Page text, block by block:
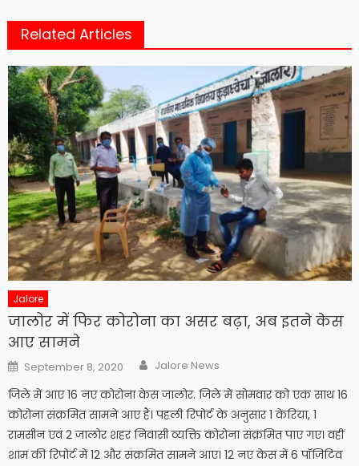
Related Articles
Jalore
जालोर में फिर कोरोना का असर बढ़ा, अब इतने केस
आए सामने
Posted
on
September 8, 2020 Author
Jalore News
जिले में आए 16 नए कोरोना केस जालोर. जिले में सोमवार को एक साथ 16
कोरोना संक्रमित सामने आए हैं। पहली रिपोर्ट के अनुसार 1 केरिया, 1
रामसीन एवं 2 जालोर शहर निवासी व्यक्ति कोरोना संक्रमित पाए गए। वहीं
शाम की रिपोर्ट में 12 और संक्रमित सामने आए। 12 नए केस में 6 पॉजिटिव